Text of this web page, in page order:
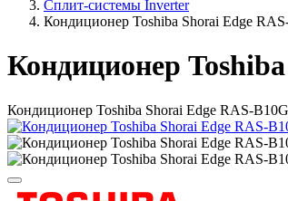
Сплит-системы Inverter
Кондиционер Toshiba Shorai Edge
Кондиционер
Кондиционер Toshiba Shorai Edge RAS-